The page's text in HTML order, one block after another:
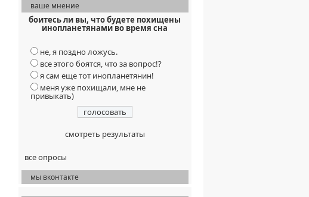
ваше мнение
боитесь ли вы, что будете похищены
инопланетянами во время сна
не, я поздно ложусь.
все этого боятся, что за вопрос!?
я сам еще тот инопланетянин!
меня уже похищали, мне не
привыкать)
смотреть результаты
все опросы
мы вконтакте